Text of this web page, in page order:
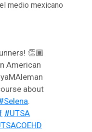
medio mexicano
👏🏾
American
about
.
#UTSA